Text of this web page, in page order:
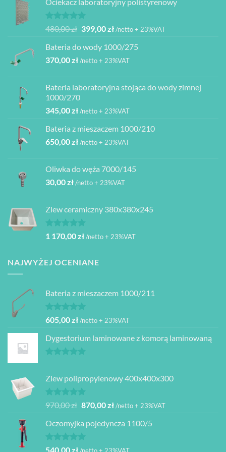
Oceniono
na 5
480,00zł Pierwotna
wynosiła:
480,00 zł.
399,00złAktualna
wynosi:
399,00 zł.
/netto + 23%VAT
Bateria do wody 1000/275
370,00zł/netto + 23%VAT
Bateria laboratoryjna stojąca do wody zimnej
1000/270
345,00zł/netto + 23%VAT
Bateria z mieszaczem 1000/210
650,00zł/netto + 23%VAT
Oliwka do węża 7000/145
30,00zł/netto + 23%VAT
Zlew ceramiczny 380x380x245
Oceniono
na 5
1 170,00zł/netto + 23%VAT
NAJWYŻEJ OCENIANE
Bateria z mieszaczem 1000/211
Oceniono
na 5
605,00zł/netto + 23%VAT
Dygestorium laminowane z komorą laminowaną
Zlew polipropylenowy 400x400x300
Oceniono
na 5
970,00zł Pierwotna
wynosiła:
970,00 zł.
870,00złAktualna
wynosi:
/netto + 23%VAT
Oczomyjka pojedyncza 1100/5
Oceniono
540,00zł